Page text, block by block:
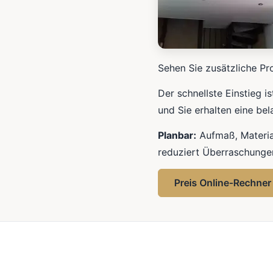
Sehen Sie zusätzliche
Der schnellste Einstieg
und Sie erhalten eine
Planbar: Aufmaß,
reduziert
Preis Online-Rechner